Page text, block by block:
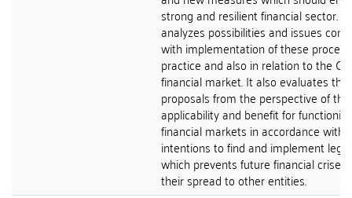
strong and resilient financial sector. It
analyzes possibilities and issues
with implementation of these
practice and also in relation to the
financial market. It also evaluates
proposals from the perspective of
applicability and benefit for
financial markets in accordance with
intentions to find and implement
which prevents future financial crises
their spread to other entities.